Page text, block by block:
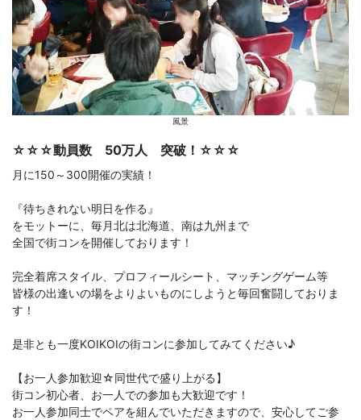
風景
☆☆☆動員数 50万人 突破！☆☆☆
月に150～300開催の実績！
『待ちきれない明日を作る』
をモットーに、毎月北は北海道、南は九州まで
全国で街コンを開催しております！
完全着席スタイル、プロフィールシート、マッチングゲーム等
皆様の出逢いの場をよりよいものにしようと毎回奮闘しておりま
す！
是非とも一度KOIKOIの街コンに参加してみてください♪
【お一人参加歓迎☆同世代で盛り上がる】
街コン初心者、お一人での参加も大歓迎です！
お一人参加同士でペアを組んでいただきますので、安心してご参